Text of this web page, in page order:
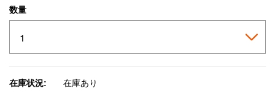
数量
在庫状況: 在庫あり